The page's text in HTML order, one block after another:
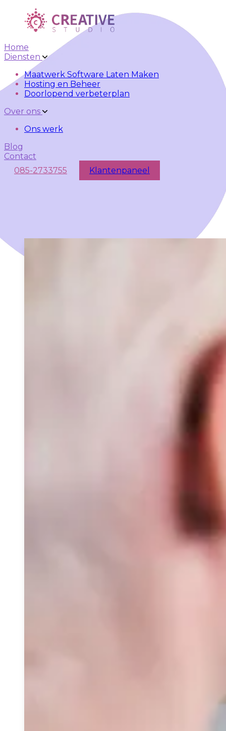
Skip to main content Skip to navigation
Home
Diensten
Maatwerk Software Laten Maken
Hosting en Beheer
Doorlopend verbeterplan
Over ons
Ons werk
Blog
Contact
085-2733755
Klantenpaneel